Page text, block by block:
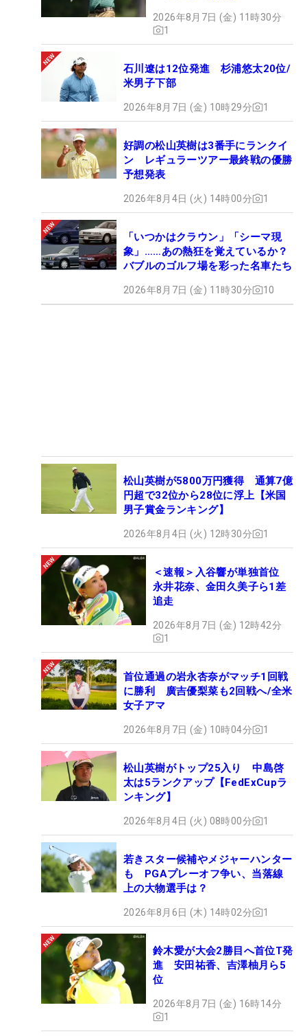
2026年8月7日 (金) 11時30分
1
石川遼は12位発進 杉浦悠太20位/
米男子下部
2026年8月7日 (金) 10時29分 1
好調の松山英樹は3番手にランクイ
ン レギュラーツアー最終戦の優勝
予想発表
2026年8月4日 (火) 14時00分 1
「いつかはクラウン」「シーマ現
象」……あの熱狂を覚えているか？
バブルのゴルフ場を彩った名車たち
2026年8月7日 (金) 11時30分 10
松山英樹が5800万円獲得 通算7億
円超で32位から28位に浮上【米国
男子賞金ランキング】
2026年8月4日 (火) 12時30分 1
＜速報＞入谷響が単独首位
永井花奈、金田久美子ら1差
追走
2026年8月7日 (金) 12時42分
1
首位通過の岩永杏奈がマッチ1回戦
に勝利 廣吉優梨菜も2回戦へ/全米
女子アマ
2026年8月7日 (金) 10時04分 1
松山英樹がトップ25入り 中島啓
太は5ランクアップ【FedExCupラ
ンキング】
2026年8月4日 (火) 08時00分 1
若きスター候補やメジャーハンター
も PGAプレーオフ争い、当落線
上の大物選手は？
2026年8月6日 (木) 14時02分 1
鈴木愛が大会2勝目へ首位T発
進 安田祐香、吉澤柚月ら5
位
2026年8月7日 (金) 16時14分
1